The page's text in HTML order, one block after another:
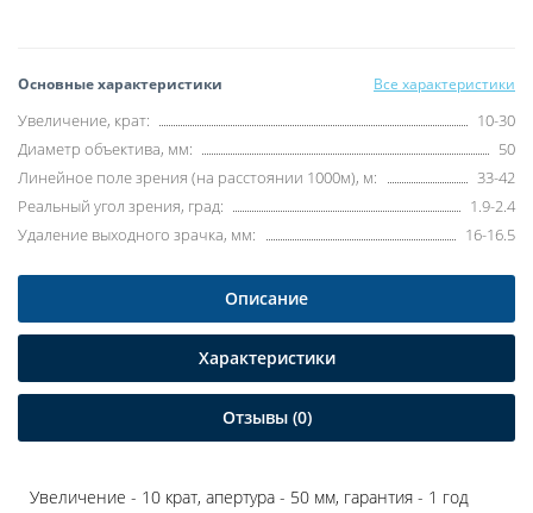
Основные характеристики Все характеристики
Увеличение, крат:
10-30
Диаметр объектива, мм:
50
Линейное поле зрения (на расстоянии 1000м), м:
33-42
Реальный угол зрения, град:
1.9-2.4
Удаление выходного зрачка, мм:
16-16.5
Описание
Характеристики
Отзывы (0)
Увеличение - 10 крат, апертура - 50 мм, гарантия - 1 год